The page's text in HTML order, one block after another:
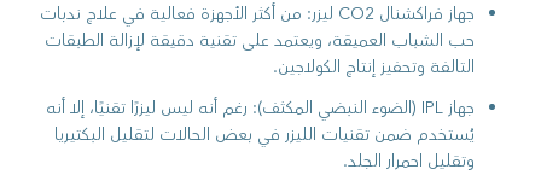
جهاز فراكشنال CO2 ليزر: من أكثر الأجهزة فعالية في علاج ندبات
حب الشباب العميقة، ويعتمد على تقنية دقيقة لإزالة الطبقات
التالفة وتحفيز إنتاج الكولاجين.
جهاز IPL (الضوء النبضي المكثف): رغم أنه ليس ليزرًا تقنيًا، إلا أنه
يُستخدم ضمن تقنيات الليزر في بعض الحالات لتقليل البكتيريا
وتقليل احمرار الجلد.